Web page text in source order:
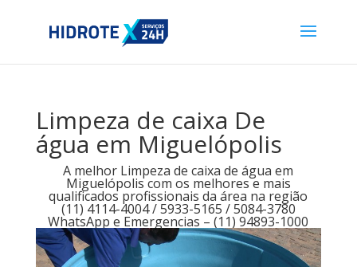
Limpeza de caixa De
água em Miguelópolis
A melhor Limpeza de caixa de água em
Miguelópolis com os melhores e mais
qualificados profissionais da área na região
(11) 4114-4004 / 5933-5165 / 5084-3780
WhatsApp e Emergencias – (11) 94893-1000